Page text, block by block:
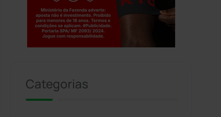
Categorias